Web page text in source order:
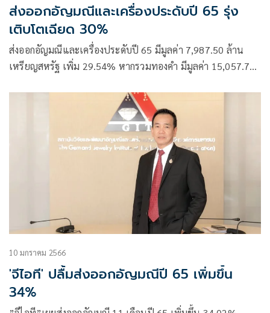
ส่งออกอัญมณีและเครื่องประดับปี 65 รุ่ง
เติบโตเฉียด 30%
ส่งออกอัญมณีและเครื่องประดับปี 65 มีมูลค่า 7,987.50 ล้าน
เหรียญสหรัฐ เพิ่ม 29.54% หากรวมทองคำ มีมูลค่า 15,057.70
โลกฟื้นตัว การปรับเปลี่ยนนโยบายโควิด-19 การเดินทางระหว่าง
ประเทศและการท่องเที่ยวเพิ่มขึ้น จับตาปี 66 เศรษฐกิจสหรัฐฯ
อียู เข้าสู่ภาวะถดถอย ต้องเร่งพลิกเกม เน้นขายดีไซน์ รักษ์โลก
และเร่งเจาะตลาดที่มีแนวโน้มฟื้นตัวอย่างจีน ญี่ปุ่น อินเดีย
10 มกราคม 2566
'จีไอที' ปลื้มส่งออกอัญมณีปี 65 เพิ่มขึ้น
34%